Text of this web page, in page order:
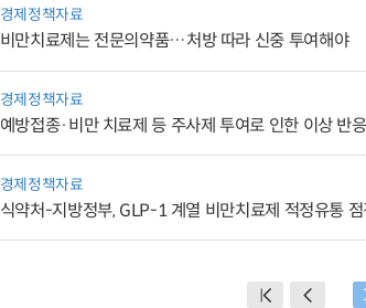
경제정책자료
비만치료제는 전문의약품…처방 따라 신중 투여해야
경제정책자료
예방접종·비만 치료제 등 주사제 투여로 인한 이상 반
경제정책자료
식약처-지방정부, GLP-1 계열 비만치료제 적정유통